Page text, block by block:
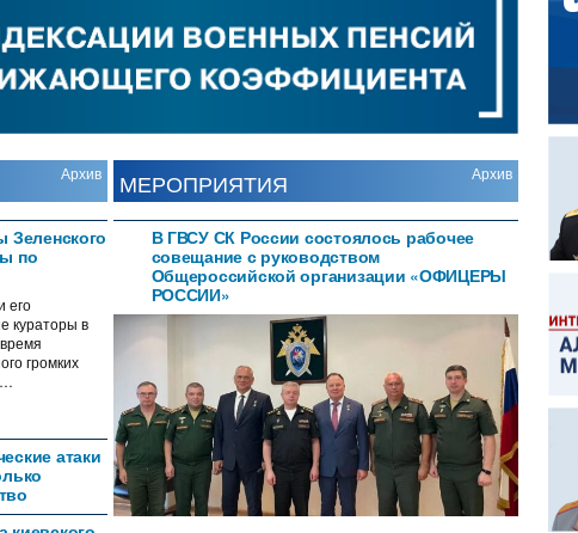
Архив
Зеленского
по
его
кураторы в
громких
атаки
МЕРОПРИЯТИЯ Архив
В ГВСУ СК России состоялось рабочее
совещание с руководством
Общероссийской организации «ОФИЦЕРЫ
РОССИИ»